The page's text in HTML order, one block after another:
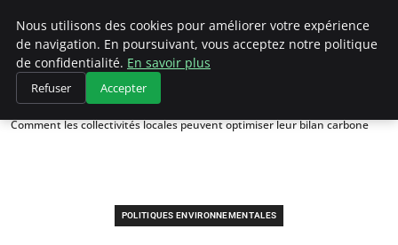
Climategatecountryclub.com
Accueil
Politiques environnementales
Comment les collectivités locales peuvent optimiser leur bilan carbone
POLITIQUES ENVIRONNEMENTALES
Nous utilisons des cookies pour améliorer votre expérience
de navigation. En poursuivant, vous acceptez notre politique
de confidentialité. En savoir plus
Refuser Accepter